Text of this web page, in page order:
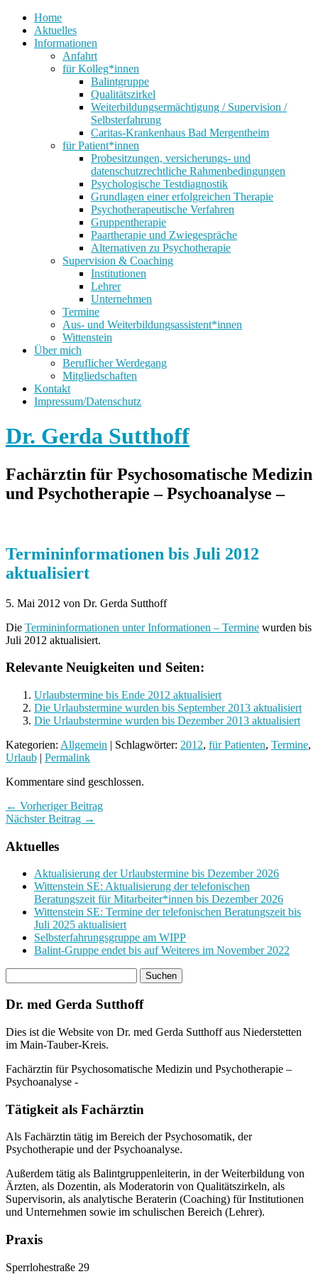
Home
Aktuelles
Informationen
Anfahrt
für Kolleg*innen
Balintgruppe
Qualitätszirkel
Weiterbildungsermächtigung / Supervision /
Selbsterfahrung
Caritas-Krankenhaus Bad Mergentheim
für Patient*innen
Probesitzungen, versicherungs- und
datenschutzrechtliche Rahmenbedingungen
Psychologische Testdiagnostik
Grundlagen einer erfolgreichen Therapie
Psychotherapeutische Verfahren
Gruppentherapie
Paartherapie und Zwiegespräche
Alternativen zu Psychotherapie
Supervision & Coaching
Institutionen
Lehrer
Unternehmen
Termine
Aus- und Weiterbildungsassistent*innen
Wittenstein
Über mich
Beruflicher Werdegang
Mitgliedschaften
Kontakt
Impressum/Datenschutz
Dr. Gerda Sutthoff
Fachärztin für Psychosomatische Medizin
und Psychotherapie – Psychoanalyse –
Termininformationen bis Juli 2012
aktualisiert
5. Mai 2012 von Dr. Gerda Sutthoff
Die Termininformationen unter Informationen – Termine wurden bis
Juli 2012 aktualisiert.
Relevante Neuigkeiten und Seiten:
Urlaubstermine bis Ende 2012 aktualisiert
Die Urlaubstermine wurden bis September 2013 aktualisiert
Die Urlaubstermine wurden bis Dezember 2013 aktualisiert
Kategorien: Allgemein | Schlagwörter: 2012, für Patienten, Termine,
Urlaub | Permalink
Kommentare sind geschlossen.
← Vorheriger Beitrag
Nächster Beitrag →
Aktuelles
Aktualisierung der Urlaubstermine bis Dezember 2026
Wittenstein SE: Aktualisierung der telefonischen
Beratungszeit für Mitarbeiter*innen bis Dezember 2026
Wittenstein SE: Termine der telefonischen Beratungszeit bis
Juli 2025 aktualisiert
Selbsterfahrungsgruppe am WIPP
Balint-Gruppe endet bis auf Weiteres im November 2022
Dr. med Gerda Sutthoff
Dies ist die Website von Dr. med Gerda Sutthoff aus Niederstetten
im Main-Tauber-Kreis.
Fachärztin für Psychosomatische Medizin und Psychotherapie –
Psychoanalyse -
Tätigkeit als Fachärztin
Als Fachärztin tätig im Bereich der Psychosomatik, der
Psychotherapie und der Psychoanalyse.
Außerdem tätig als Balintgruppenleiterin, in der Weiterbildung von
Ärzten, als Dozentin, als Moderatorin von Qualitätszirkeln, als
Supervisorin, als analytische Beraterin (Coaching) für Institutionen
und Unternehmen sowie im schulischen Bereich (Lehrer).
Praxis
Sperrlohestraße 29